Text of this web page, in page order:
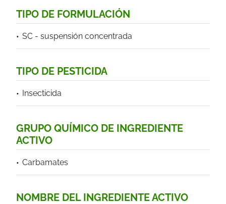
TIPO DE FORMULACIÓN
SC - suspensión concentrada
TIPO DE PESTICIDA
Insecticida
GRUPO QUÍMICO DE INGREDIENTE
ACTIVO
Carbamates
NOMBRE DEL INGREDIENTE ACTIVO